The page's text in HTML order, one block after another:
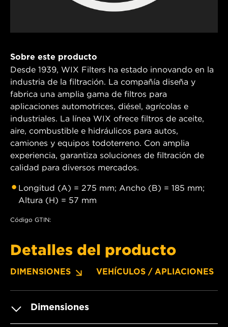
Sobre este producto
Desde 1939, WIX Filters ha estado innovando en la
industria de la filtración. La compañía diseña y
fabrica una amplia gama de filtros para
aplicaciones automotrices, diésel, agrícolas e
industriales. La línea WIX ofrece filtros de aceite,
aire, combustible e hidráulicos para autos,
camiones y equipos todoterreno. Con amplia
experiencia, garantiza soluciones de filtración de
calidad para diversos mercados.
Longitud (A) = 275 mm; Ancho (B) = 185 mm;
Altura (H) = 57 mm
Código GTIN:
Detalles del producto
DIMENSIONES VEHÍCULOS / APLIACIONES
Dimensiones